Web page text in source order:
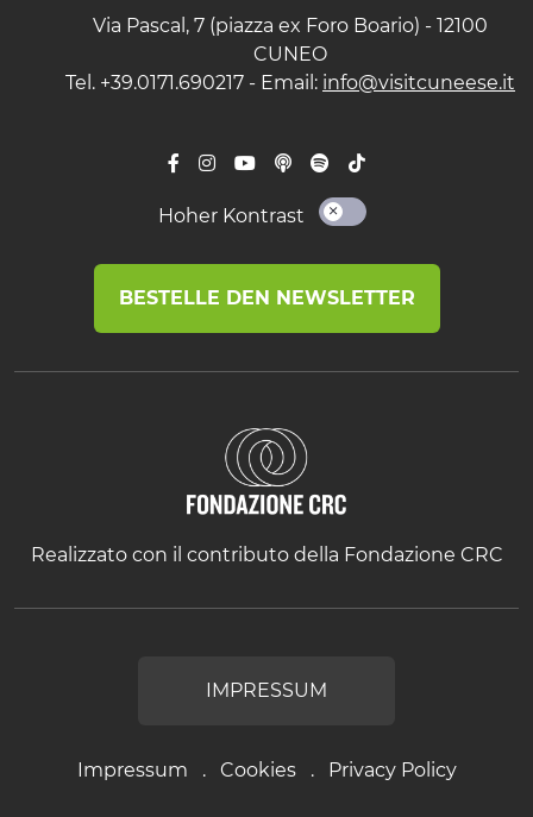
Via Pascal, 7 (piazza ex Foro Boario) - 12100
CUNEO
Tel. +39.0171.690217 - Email: info@visitcuneese.it
Hoher Kontrast
BESTELLE DEN NEWSLETTER
Realizzato con il contributo della Fondazione CRC
Impressum Cookies Privacy Policy
IMPRESSUM